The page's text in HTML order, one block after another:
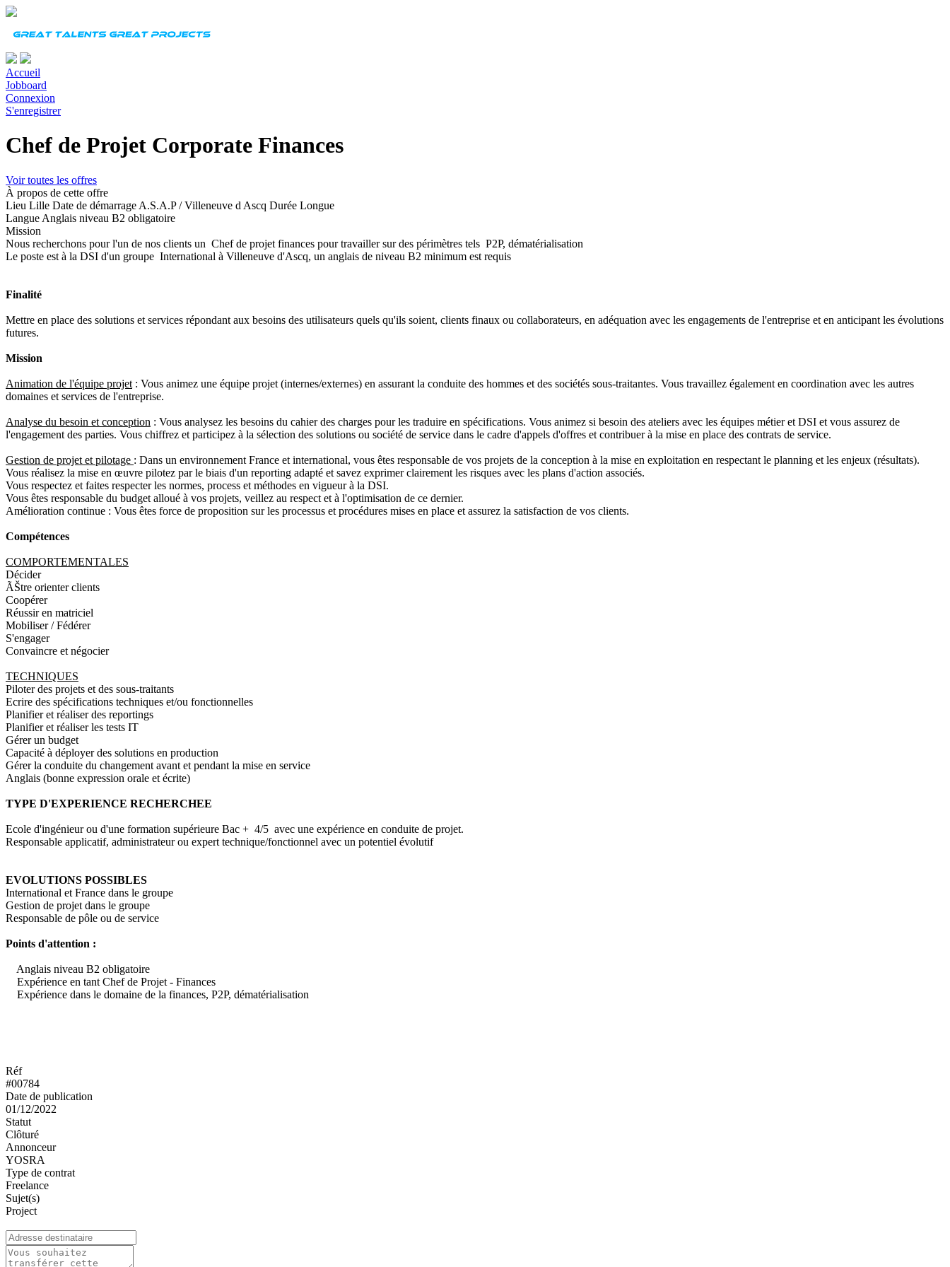
Accueil
Jobboard
Connexion
S'enregistrer
Chef de Projet Corporate Finances
Voir toutes les offres
À propos de cette offre
Lieu Lille Date de démarrage A.S.A.P / Villeneuve d Ascq Durée Longue
Langue Anglais niveau B2 obligatoire
Mission
Nous recherchons pour l'un de nos clients un Chef de projet finances pour travailler sur des périmètres tels P2P, dématérialisation
Le poste est à la DSI d'un groupe International à Villeneuve d'Ascq, un anglais de niveau B2 minimum est requis
Finalité
Mettre en place des solutions et services répondant aux besoins des utilisateurs quels qu'ils soient, clients finaux ou collaborateurs, en adéquation avec les engagements de l'entreprise et en anticipant les évolutions
futures.
Mission
Animation de l'équipe projet : Vous animez une équipe projet (internes/externes) en assurant la conduite des hommes et des sociétés sous-traitantes. Vous travaillez également en coordination avec les autres
domaines et services de l'entreprise.
Analyse du besoin et conception : Vous analysez les besoins du cahier des charges pour les traduire en spécifications. Vous animez si besoin des ateliers avec les équipes métier et DSI et vous assurez de
l'engagement des parties. Vous chiffrez et participez à la sélection des solutions ou société de service dans le cadre d'appels d'offres et contribuer à la mise en place des contrats de service.
Gestion de projet et pilotage : Dans un environnement France et international, vous êtes responsable de vos projets de la conception à la mise en exploitation en respectant le planning et les enjeux (résultats).
Vous réalisez la mise en œuvre pilotez par le biais d'un reporting adapté et savez exprimer clairement les risques avec les plans d'action associés.
Vous respectez et faites respecter les normes, process et méthodes en vigueur à la DSI.
Vous êtes responsable du budget alloué à vos projets, veillez au respect et à l'optimisation de ce dernier.
Amélioration continue : Vous êtes force de proposition sur les processus et procédures mises en place et assurez la satisfaction de vos clients.
Compétences
COMPORTEMENTALES
Décider
ÃŠtre orienter clients
Coopérer
Réussir en matriciel
Mobiliser / Fédérer
S'engager
Convaincre et négocier
TECHNIQUES
Piloter des projets et des sous-traitants
Ecrire des spécifications techniques et/ou fonctionnelles
Planifier et réaliser des reportings
Planifier et réaliser les tests IT
Gérer un budget
Capacité à déployer des solutions en production
Gérer la conduite du changement avant et pendant la mise en service
Anglais (bonne expression orale et écrite)
TYPE D'EXPERIENCE RECHERCHEE
Ecole d'ingénieur ou d'une formation supérieure Bac + 4/5 avec une expérience en conduite de projet.
Responsable applicatif, administrateur ou expert technique/fonctionnel avec un potentiel évolutif
EVOLUTIONS POSSIBLES
International et France dans le groupe
Gestion de projet dans le groupe
Responsable de pôle ou de service
Points d'attention :
Anglais niveau B2 obligatoire
Expérience en tant Chef de Projet - Finances
Expérience dans le domaine de la finances, P2P, dématérialisation
Réf
#00784
Date de publication
01/12/2022
Statut
Clôturé
Annonceur
YOSRA
Type de contrat
Freelance
Sujet(s)
Project